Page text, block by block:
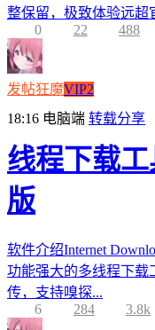
整保留，极致体验远超
0
22 488
发帖狂魔VIP2
18:16 电脑端 转载分享
线程下载工
版
软件介绍Internet
功能强大的多线程下载
传，支持嗅探...
6
284 3.8k